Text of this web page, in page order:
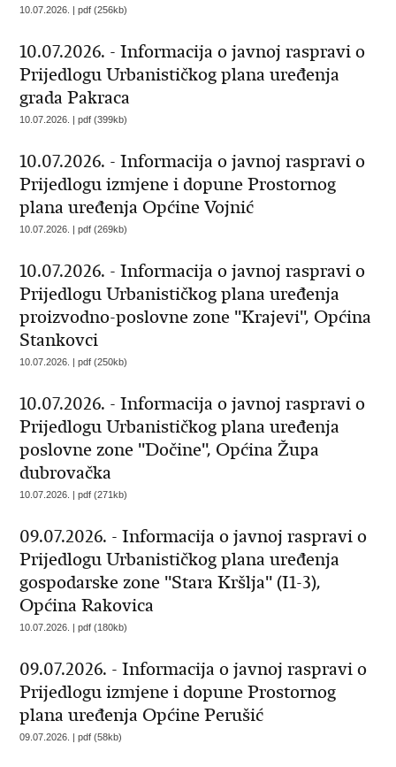
10.07.2026. | pdf (256kb)
10.07.2026. - Informacija o javnoj raspravi o
Prijedlogu Urbanističkog plana uređenja
grada Pakraca
10.07.2026. | pdf (399kb)
10.07.2026. - Informacija o javnoj raspravi o
Prijedlogu izmjene i dopune Prostornog
plana uređenja Općine Vojnić
10.07.2026. | pdf (269kb)
10.07.2026. - Informacija o javnoj raspravi o
Prijedlogu Urbanističkog plana uređenja
proizvodno-poslovne zone ''Krajevi'', Općina
Stankovci
10.07.2026. | pdf (250kb)
10.07.2026. - Informacija o javnoj raspravi o
Prijedlogu Urbanističkog plana uređenja
poslovne zone ''Dočine'', Općina Župa
dubrovačka
10.07.2026. | pdf (271kb)
09.07.2026. - Informacija o javnoj raspravi o
Prijedlogu Urbanističkog plana uređenja
gospodarske zone ''Stara Kršlja'' (I1-3),
Općina Rakovica
10.07.2026. | pdf (180kb)
09.07.2026. - Informacija o javnoj raspravi o
Prijedlogu izmjene i dopune Prostornog
plana uređenja Općine Perušić
09.07.2026. | pdf (58kb)